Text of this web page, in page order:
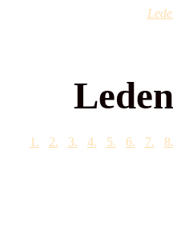
Leden
1. 2. 3. 4. 5. 6. 7. 8.